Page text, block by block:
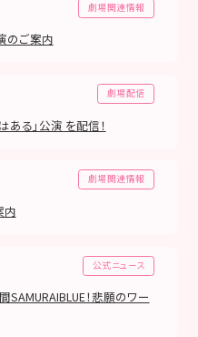
劇場関連情報
のご案内
劇場配信
ある」公演 を配信！
劇場関連情報
内
公式ニュース
SAMURAIBLUE！悲願のワー